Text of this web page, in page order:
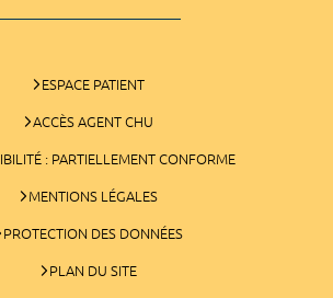
ESPACE PATIENT
ACCÈS AGENT CHU
: PARTIELLEMENT CONFORME
MENTIONS LÉGALES
PROTECTION DES DONNÉES
PLAN DU SITE